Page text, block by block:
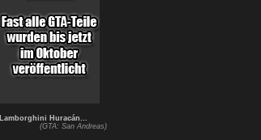
Lamborghini Huracán...
(GTA: San Andreas)